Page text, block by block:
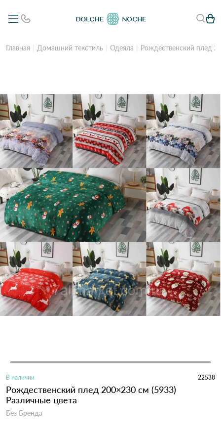
Главная Домашний текстиль Одеяла Рождественский плед
В наличии 22538
Рождественский плед 200×230 см (5933)
Различные цвета
Без Бренда